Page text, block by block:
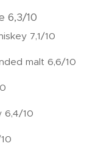
6,3/10
7,1/10
malt 6,6/10
6,4/10